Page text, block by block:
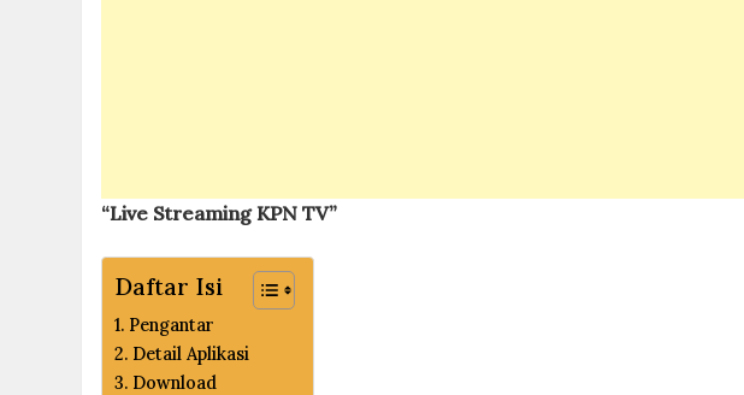
“Live Streaming KPN TV”
Daftar Isi
Pengantar
Detail Aplikasi
Download